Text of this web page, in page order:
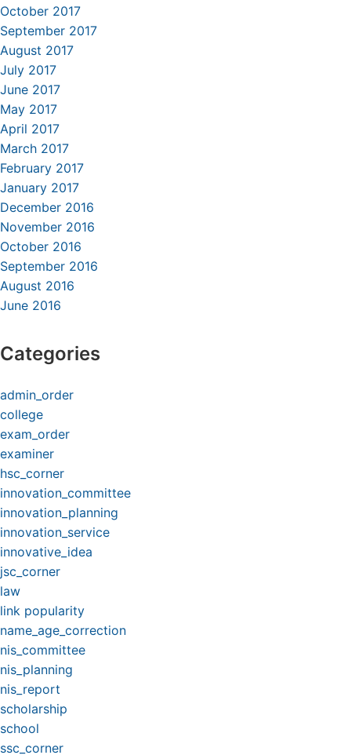
October 2017
September 2017
August 2017
July 2017
June 2017
May 2017
April 2017
March 2017
February 2017
January 2017
December 2016
November 2016
October 2016
September 2016
August 2016
June 2016
Categories
admin_order
college
exam_order
examiner
hsc_corner
innovation_committee
innovation_planning
innovation_service
innovative_idea
jsc_corner
law
link popularity
name_age_correction
nis_committee
nis_planning
nis_report
scholarship
school
ssc_corner